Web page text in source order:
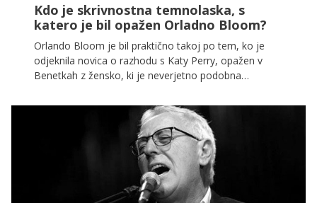
Kdo je skrivnostna temnolaska, s
katero je bil opažen Orladno Bloom?
Orlando Bloom je bil praktično takoj po tem, ko je
odjeknila novica o razhodu s Katy Perry, opažen v
Benetkah z žensko, ki je neverjetno podobna